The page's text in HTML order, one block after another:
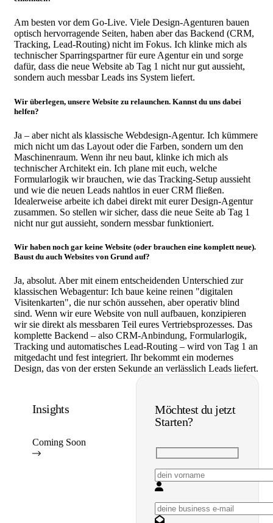
Am besten vor dem Go-Live. Viele Design-Agenturen bauen
optisch hervorragende Seiten, haben aber das Backend (CRM,
Tracking, Lead-Routing) nicht im Fokus. Ich klinke mich als
technischer Sparringspartner für eure Agentur ein und sorge
dafür, dass die neue Website ab Tag 1 nicht nur gut aussieht,
sondern auch messbar Leads ins System liefert.
Wir überlegen, unsere Website zu relaunchen. Kannst du uns dabei
helfen?
Ja – aber nicht als klassische Webdesign-Agentur. Ich kümmere
mich nicht um das Layout oder die Farben, sondern um den
Maschinenraum. Wenn ihr neu baut, klinke ich mich als
technischer Architekt ein. Ich plane mit euch, welche
Formularlogik wir brauchen, wie das Tracking-Setup aussieht
und wie die neuen Leads nahtlos in euer CRM fließen.
Idealerweise arbeite ich dabei direkt mit eurer Design-Agentur
zusammen. So stellen wir sicher, dass die neue Seite ab Tag 1
nicht nur gut aussieht, sondern messbar funktioniert.
Wir haben noch gar keine Website (oder brauchen eine komplett neue).
Baust du auch Websites von Grund auf?
Ja, absolut. Aber mit einem entscheidenden Unterschied zur
klassischen Webagentur: Ich baue keine reinen "digitalen
Visitenkarten", die nur schön aussehen, aber operativ blind
sind. Wenn wir eure Website von null aufbauen, konzipieren
wir sie direkt als messbaren Teil eures Vertriebsprozesses. Das
komplette Backend – also CRM-Anbindung, Formularlogik,
Tracking und automatisches Lead-Routing – wird von Tag 1 an
mitgedacht und fest integriert. Ihr bekommt ein modernes
Design, das von der ersten Sekunde an verlässlich Leads liefert.
Insights
Coming Soon
Möchtest du jetzt
Starten?